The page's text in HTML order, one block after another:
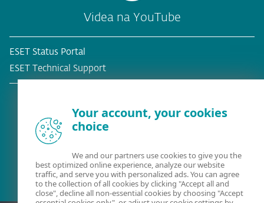
Videa na YouTube
ESET Status Portal
ESET Technical Support
Your account, your cookies
choice
We and our partners use cookies to give you the
best optimized online experience, analyze our website
traffic, and serve you with personalized ads. You can agree
to the collection of all cookies by clicking "Accept all and
close", decline all non-essential cookies by choosing "Accept